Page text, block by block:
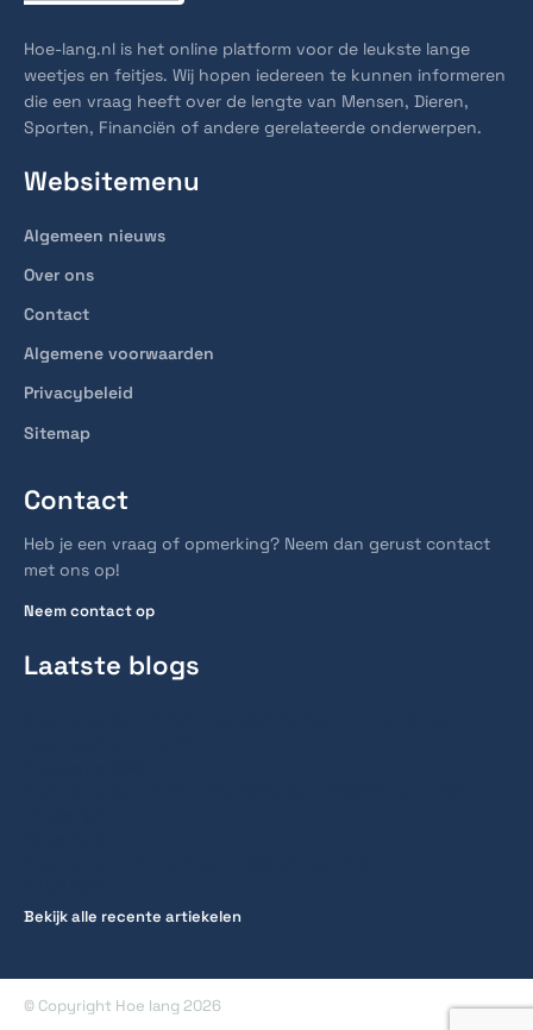
Hoe-lang.nl is het online platform voor de leukste lange
weetjes en feitjes. Wij hopen iedereen te kunnen informeren
die een vraag heeft over de lengte van Mensen, Dieren,
Sporten, Financiën of andere gerelateerde onderwerpen.
Websitemenu
Algemeen nieuws
Over ons
Contact
Algemene voorwaarden
Privacybeleid
Sitemap
Contact
Heb je een vraag of opmerking? Neem dan gerust contact
met ons op!
Neem contact op
Laatste blogs
Bekijk alle recente artiekelen
© Copyright Hoe lang 2026